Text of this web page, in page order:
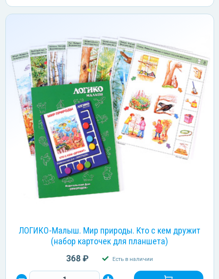
ЛОГИКО-Малыш. Мир природы. Кто с кем дружит
(набор карточек для планшета)
368 ₽ Есть в наличии